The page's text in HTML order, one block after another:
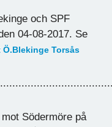
och SPF
04-08-2017. Se
Ö.Blekinge Torsås
Södermöre på